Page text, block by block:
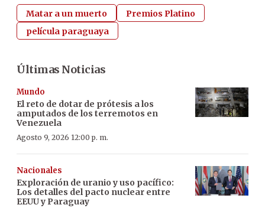
Matar a un muerto
Premios Platino
película paraguaya
Últimas Noticias
Mundo
El reto de dotar de prótesis a los
amputados de los terremotos en
Venezuela
Agosto 9, 2026 12:00 p. m.
Nacionales
Exploración de uranio y uso pacífico:
Los detalles del pacto nuclear entre
EEUU y Paraguay